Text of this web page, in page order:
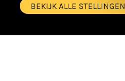
BEKIJK ALLE STELLINGEN